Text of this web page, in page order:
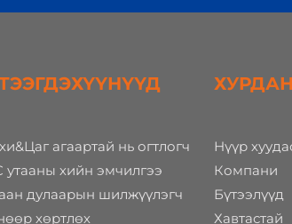
агаартай нь огтлогч
утааны хийн эмчилгээ
дулаарын шилжүүлэгч
хөртлөх
Нүүр
Компани
Бүтээлүүд
Хавтастай